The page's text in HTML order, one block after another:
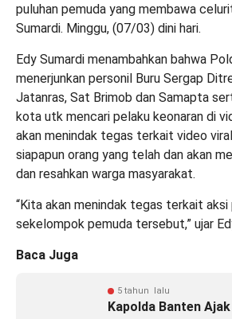
puluhan pemuda yang membawa
Sumardi. Minggu, (07/03) dini hari.
Edy Sumardi menambahkan bahwa
menerjunkan personil Buru Sergap
Jatanras, Sat Brimob dan Samapta
kota utk mencari pelaku keonaran di
akan menindak tegas terkait video
siapapun orang yang telah dan akan
dan resahkan warga masyarakat.
“Kita akan menindak tegas terkait aksi
sekelompok pemuda tersebut,” ujar
Baca Juga
5 tahun lalu
Kapolda Banten